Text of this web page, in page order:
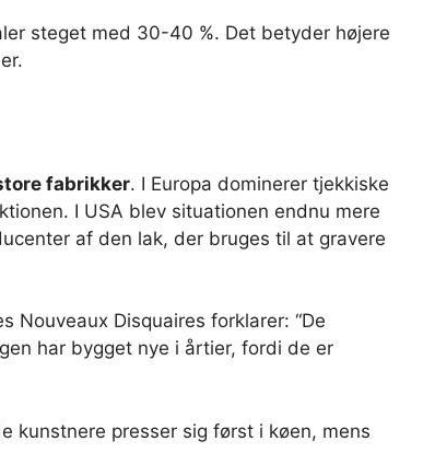
steget med 30-40 %. Det betyder højere
fabrikker. I Europa dominerer tjekkiske
I USA blev situationen endnu mere
af den lak, der bruges til at gravere
Nouveaux Disquaires forklarer: “De
har bygget nye i årtier, fordi de er
kunstnere presser sig først i køen, mens